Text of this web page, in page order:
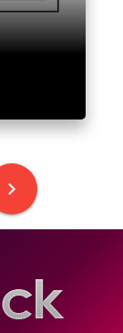
keyboard_arrow_right